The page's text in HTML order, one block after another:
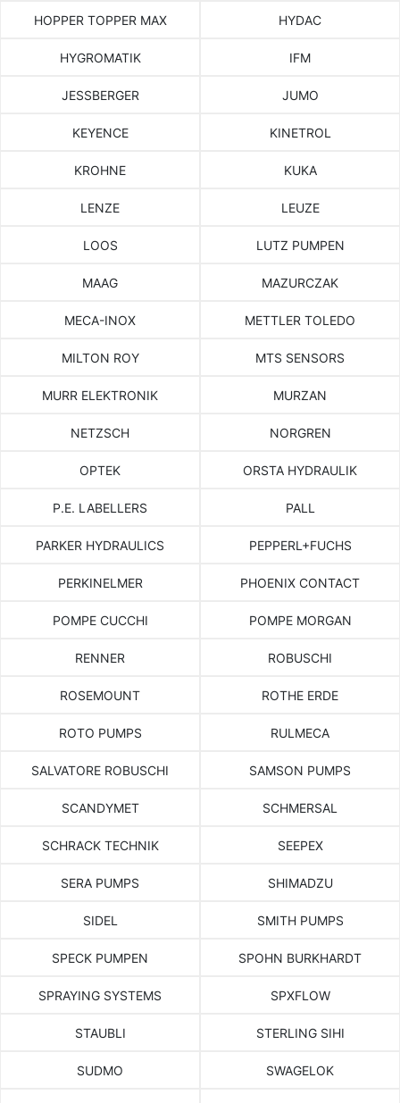
HOPPER TOPPER MAX HYDAC
HYGROMATIK IFM
JESSBERGER JUMO
KEYENCE KINETROL
KROHNE KUKA
LENZE LEUZE
LOOS LUTZ PUMPEN
MAAG MAZURCZAK
MECA-INOX METTLER TOLEDO
MILTON ROY MTS SENSORS
MURR ELEKTRONIK MURZAN
NETZSCH NORGREN
OPTEK ORSTA HYDRAULIK
P.E. LABELLERS PALL
PARKER HYDRAULICS PEPPERL+FUCHS
PERKINELMER PHOENIX CONTACT
POMPE CUCCHI POMPE MORGAN
RENNER ROBUSCHI
ROSEMOUNT ROTHE ERDE
ROTO PUMPS RULMECA
SALVATORE ROBUSCHI SAMSON PUMPS
SCANDYMET SCHMERSAL
SCHRACK TECHNIK SEEPEX
SERA PUMPS SHIMADZU
SIDEL SMITH PUMPS
SPECK PUMPEN SPOHN BURKHARDT
SPRAYING SYSTEMS SPXFLOW
STAUBLI STERLING SIHI
SUDMO SWAGELOK